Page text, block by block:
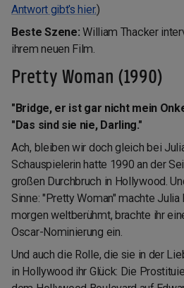
Antwort gibt's hier.)
Beste Szene:William Thacker
ihrem neuen Film.
Pretty Woman (1990)
"Bridge, er ist gar nicht mein
"Das sind sie nie, Darling."
Ach, bleiben wir doch gleich bei
Schauspielerin hatte 1990 an der
großen Durchbruch in Hollywood.
Sinne: "Pretty Woman" machte Julia
morgen weltberühmt, brachte ihr
Oscar-Nominierung ein.
Und auch die Rolle, die sie in der
in Hollywood ihr Glück: Die